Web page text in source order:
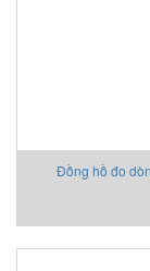
Đồng hồ đo